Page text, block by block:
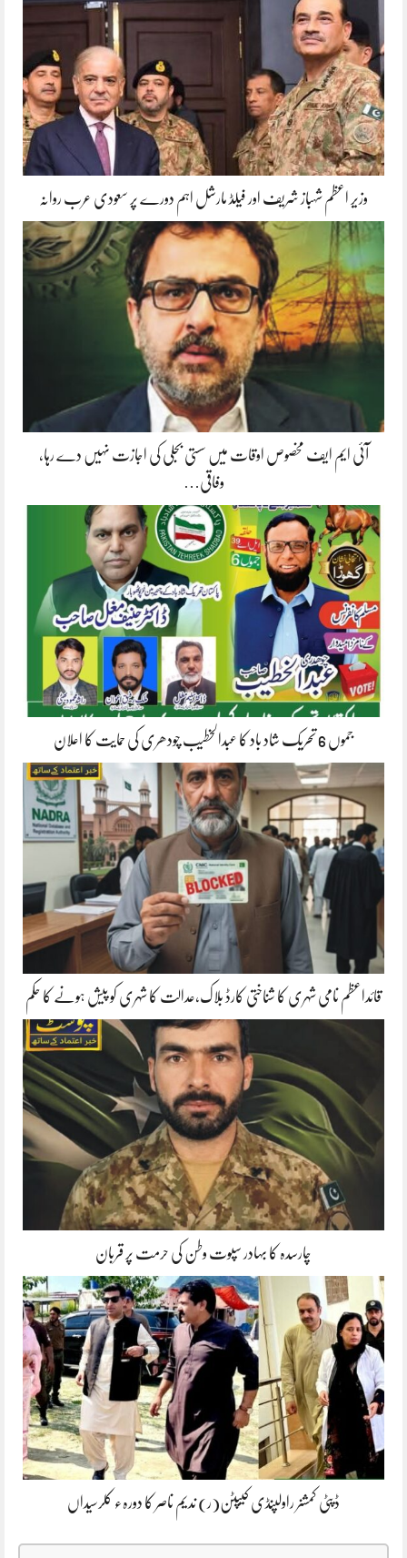
وزیر اعظم شہباز شریف اور فیلڈ مارشل اہم دورے پر سعودی عرب روانہ
آئی ایم ایف مخصوص اوقات میں سستی بجلی کی اجازت نہیں دے رہا،
وفاقی…
جموں 6 تحریک شاد باد کا عبدالخطیب چودھری کی حمایت کا اعلان
قائداعظم نامی شہری کا شناختی کارڈ بلاک،عدالت کا شہری کو پیش ہونے کا حکم
چارسدہ کا بہادر سپوت وطن کی حرمت پر قربان
ڈپٹی کمشنر راولپنڈی کیپٹن(ر) ندیم ناصر کا دورہء کلرسیداں